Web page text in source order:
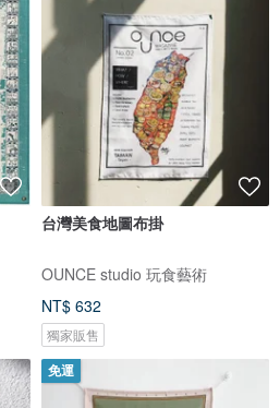
台灣美食地圖布掛
OUNCE studio 玩食藝術
NT$ 632
獨家販售
免運